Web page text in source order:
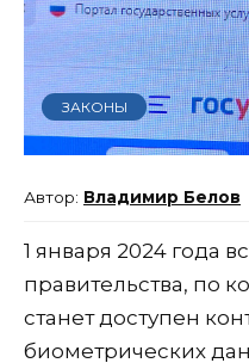
ЗАКОНЫ
Владимир Белов
1 января 2024 года
правительства, по
станет доступен
биометрических